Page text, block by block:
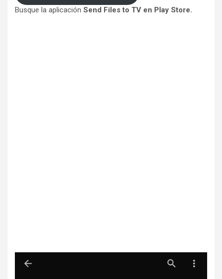
Busque la aplicación Send Files to TV en Play Store.